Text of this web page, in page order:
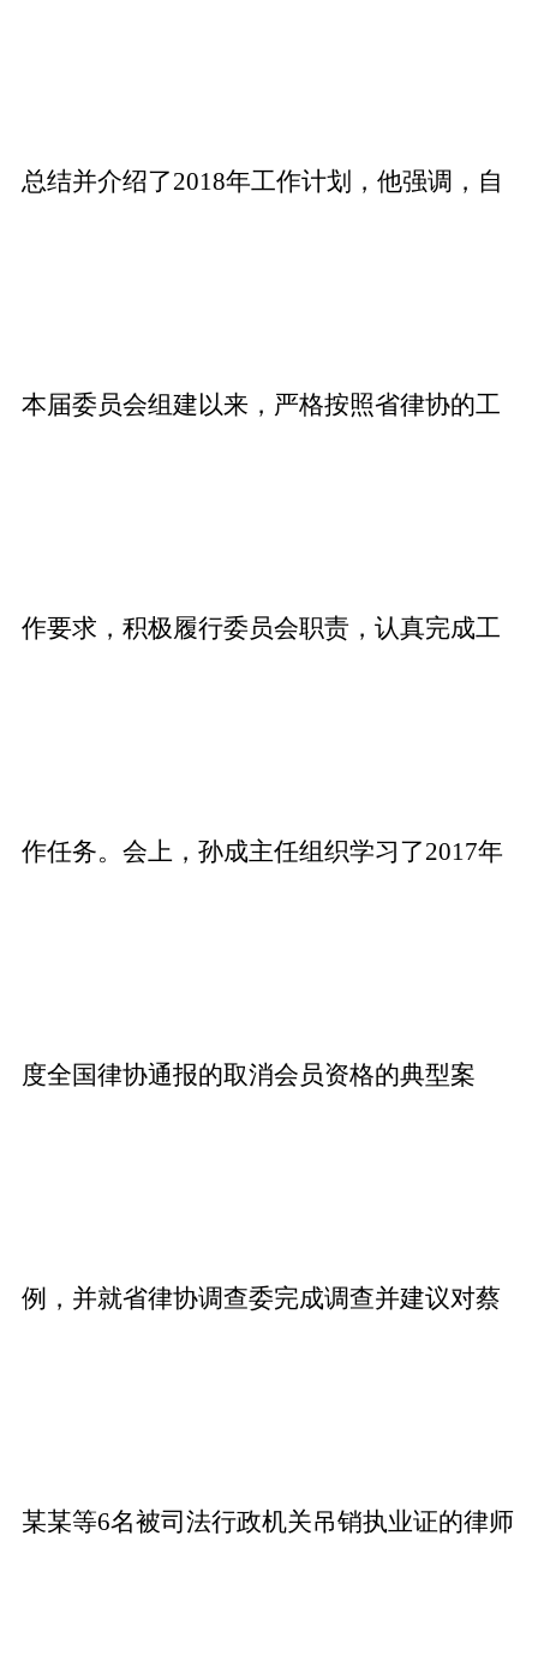
总结并介绍了2018年工作计划，他强调，自
本届委员会组建以来，严格按照省律协的工
作要求，积极履行委员会职责，认真完成工
作任务。会上，孙成主任组织学习了2017年
度全国律协通报的取消会员资格的典型案
例，并就省律协调查委完成调查并建议对蔡
某某等6名被司法行政机关吊销执业证的律师